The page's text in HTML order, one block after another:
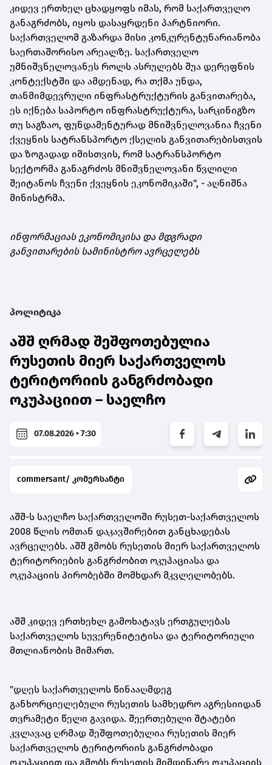
კიდევ ერთხელ ცხადყოფს იმას, რომ საქართველო
განაგრძობს, იყოს დასაყრდენი პარტნიორი.
საქართველომ გაზარდა მისი კონკურენტუნარიანობა
საერთაშორისო არეალზე. საქართველო
უმნიშვნელოვანეს როლს ასრულებს შუა დერეფნის
კონტექსტში და ამდენად, რა თქმა უნდა,
თანმიმდევრული ინფრასტრუქტურის განვითარება,
ეს იქნება საპორტო ინფრასტრუქტურა, სარკინიგზო
თუ საგზაო, ფუნდამენტურად მნიშვნელოვანია ჩვენი
ქვეყნის სატრანსპორტო ქსელის განვითარებისთვის
და ზოგადად იმისთვის, რომ სატრანსპორტო
სექტორმა განაგრძოს მნიშვნელოვანი წვლილი
შეიტანოს ჩვენი ქვეყნის ეკონომიკაში“, - აღნიშნა
მინისტრმა.
ინფორმაციას ეკონომიკისა და მდგრადი
განვითარების სამინისტრო ავრცელებს
პოლიტიკა
აშშ ღრმად შეშფოთებულია
რუსეთის მიერ საქართველოს
ტერიტორიის განგრძობადი
ოკუპაციით – საელჩო
07.08.2026 • 7:30
commersant/ კომერსანტი
აშშ-ს საელჩო საქართველოში რუსეთ-საქართველოს
2008 წლის ომთან დაკავშირებით განცხადებას
ავრცელებს. აშშ გმობს რუსეთის მიერ საქართველოს
ტერიტორიების განგრძობით ოკუპაციასა და
ოკუპაციის პირობებში მომხდარ მკვლელობებს.
აშშ კიდევ ერთხეხლ გამოხატავს ერთგულებას
საქართველოს სუვერენიტეტისა და ტერიტორიული
მთლიანობის მიმართ.
"დღეს საქართველოს წინააღმდეგ
განხორციელებული რუსეთის სამხედრო აგრესიიდან
თვრამეტი წელი გავიდა. შეერთებული შტატები
კვლავაც ღრმად შეშფოთებულია რუსეთის მიერ
საქართველოს ტერიტორიის განგრძობადი
ოკუპაციით და გმობს რუსეთის მიმდინარე ოკუპაციის